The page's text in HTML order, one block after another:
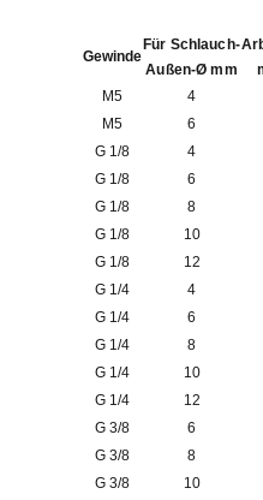
Gewinde
Für Schlauch-
Außen-Ø mm
M5
4
M5
6
G 1/8
4
G 1/8
6
G 1/8
8
G 1/8
10
G 1/8
12
G 1/4
4
G 1/4
6
G 1/4
8
G 1/4
10
G 1/4
12
G 3/8
6
G 3/8
8
G 3/8
10